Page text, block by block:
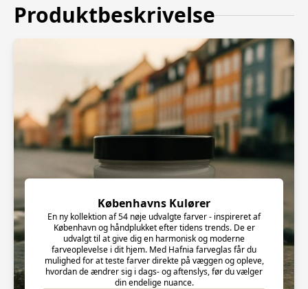
Produktbeskrivelse
Københavns Kulører
En ny kollektion af 54 nøje udvalgte farver - inspireret af
København og håndplukket efter tidens trends. De er
udvalgt til at give dig en harmonisk og moderne
farveoplevelse i dit hjem. Med Hafnia farveglas får du
mulighed for at teste farver direkte på væggen og opleve,
hvordan de ændrer sig i dags- og aftenslys, før du vælger
din endelige nuance.